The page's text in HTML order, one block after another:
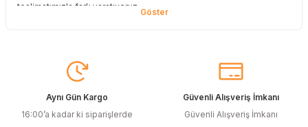
teslimatımızla fark yaratıyoruz.
istiyorsunuz? O halde muadil toner çözümlerimize göz atmalısınız!
Muadil toner ürünlerimiz, orijinal kalitesine en yakın performansı
sunacak şekilde test edilmiştir. Böylece, baskı kalitenizden ödün
vermeden bütçenizi koruyabilirsiniz. Özellikle büyük hacimli
baskılar yapan işletmeler için muadil toner, tasarruf sağlamanın en
Aynı Gün Kargo
16:00’a kadar ki siparişlerde
Güvenli Alışveriş İmkanı
Güvenli Alışveriş İmkanı